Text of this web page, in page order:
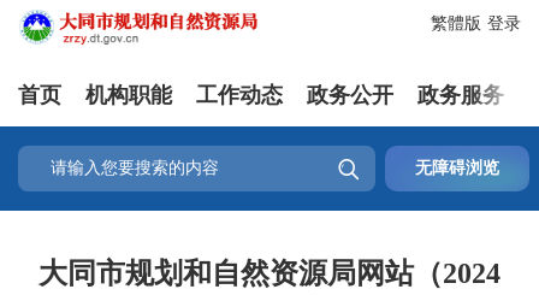
登录
繁體版
首页 机构职能 工作动态 政务公开 政务服务
 无障碍浏览
大同市规划和自然资源局网站（2024